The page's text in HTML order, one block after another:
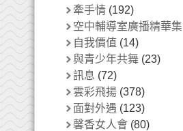
牽手情 (192)
空中輔導室廣播精華集
自我價值 (14)
與青少年共舞 (23)
訊息 (72)
雲彩飛揚 (378)
面對外遇 (123)
馨香女人會 (80)